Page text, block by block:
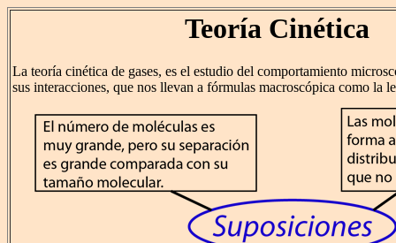
Teoría Cinética
La teoría cinética de gases, es el estudio del comportamiento
sus interacciones, que nos llevan a fórmulas macroscópica como la